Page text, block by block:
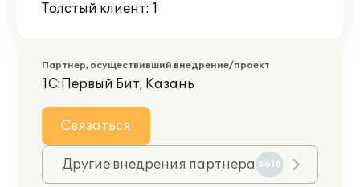
Толстый клиент: 1
Партнер, осуществивший внедрение/проект
1С:Первый Бит, Казань
Связаться
Другие внедрения партнера 5616